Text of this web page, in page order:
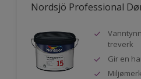
Nordsjö Professional
treverk
Gir en